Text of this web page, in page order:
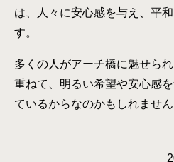
は、人々に安心感を与え、平
す。
多くの人がアーチ橋に魅せら
重ねて、明るい希望や安心感
ているからなのかもしれません